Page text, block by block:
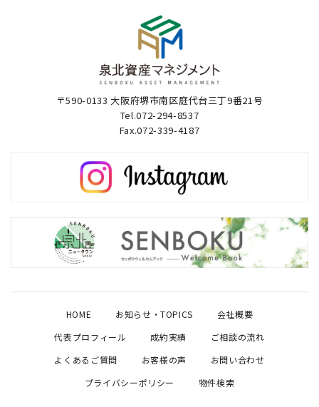
〒590-0133 大阪府堺市南区庭代台三丁9番21号
Tel.072-294-8537
Fax.072-339-4187
HOME お知らせ・TOPICS
会社概要
代表プロフィール
成約実績
ご相談の流れ
よくあるご質問
お客様の声
お問い合わせ
プライバシーポリシー
物件検索